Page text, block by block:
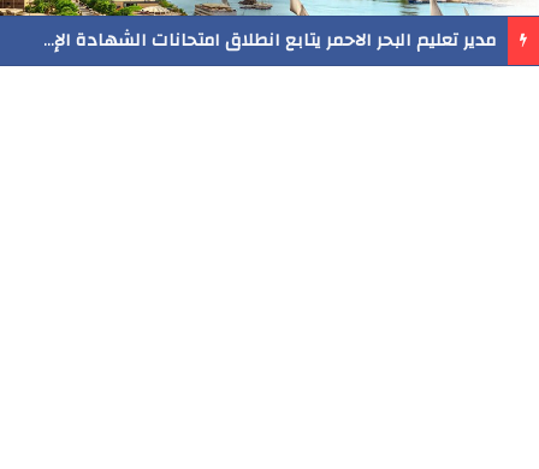
مدير تعليم البحر الاحمر يتابع انطلاق امتحانات الشهادة الإعدادية ويؤكد: الانضباط